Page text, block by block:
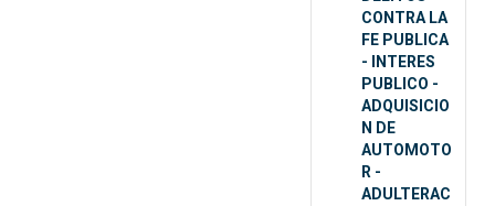
CONTRA LA
FE PUBLICA
- INTERES
PUBLICO -
ADQUISICIO
N DE
AUTOMOTO
R -
ADULTERAC